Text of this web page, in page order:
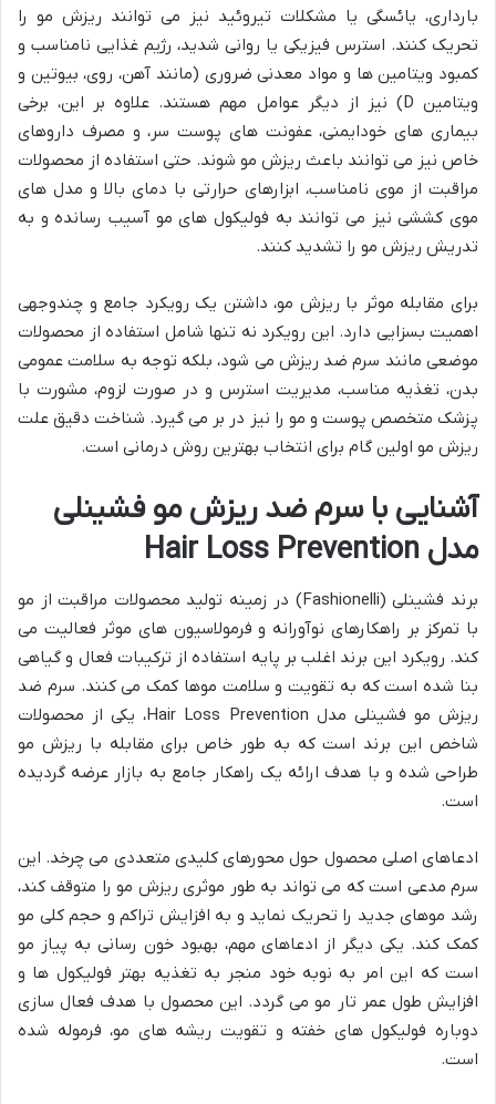
بارداری، یائسگی یا مشکلات تیروئید نیز می توانند ریزش مو را
تحریک کنند. استرس فیزیکی یا روانی شدید، رژیم غذایی نامناسب و
کمبود ویتامین ها و مواد معدنی ضروری (مانند آهن، روی، بیوتین و
ویتامین D) نیز از دیگر عوامل مهم هستند. علاوه بر این، برخی
بیماری های خودایمنی، عفونت های پوست سر، و مصرف داروهای
خاص نیز می توانند باعث ریزش مو شوند. حتی استفاده از محصولات
مراقبت از موی نامناسب، ابزارهای حرارتی با دمای بالا و مدل های
موی کششی نیز می توانند به فولیکول های مو آسیب رسانده و به
تدریش ریزش مو را تشدید کنند.
برای مقابله موثر با ریزش مو، داشتن یک رویکرد جامع و چندوجهی
اهمیت بسزایی دارد. این رویکرد نه تنها شامل استفاده از محصولات
موضعی مانند سرم ضد ریزش می شود، بلکه توجه به سلامت عمومی
بدن، تغذیه مناسب، مدیریت استرس و در صورت لزوم، مشورت با
پزشک متخصص پوست و مو را نیز در بر می گیرد. شناخت دقیق علت
ریزش مو اولین گام برای انتخاب بهترین روش درمانی است.
آشنایی با سرم ضد ریزش مو فشینلی
مدل Hair Loss Prevention
برند فشینلی (Fashionelli) در زمینه تولید محصولات مراقبت از مو
با تمرکز بر راهکارهای نوآورانه و فرمولاسیون های موثر فعالیت می
کند. رویکرد این برند اغلب بر پایه استفاده از ترکیبات فعال و گیاهی
بنا شده است که به تقویت و سلامت موها کمک می کنند. سرم ضد
ریزش مو فشینلی مدل Hair Loss Prevention، یکی از محصولات
شاخص این برند است که به طور خاص برای مقابله با ریزش مو
طراحی شده و با هدف ارائه یک راهکار جامع به بازار عرضه گردیده
است.
ادعاهای اصلی محصول حول محورهای کلیدی متعددی می چرخد. این
سرم مدعی است که می تواند به طور موثری ریزش مو را متوقف کند،
رشد موهای جدید را تحریک نماید و به افزایش تراکم و حجم کلی مو
کمک کند. یکی دیگر از ادعاهای مهم، بهبود خون رسانی به پیاز مو
است که این امر به نوبه خود منجر به تغذیه بهتر فولیکول ها و
افزایش طول عمر تار مو می گردد. این محصول با هدف فعال سازی
دوباره فولیکول های خفته و تقویت ریشه های مو، فرموله شده
است.